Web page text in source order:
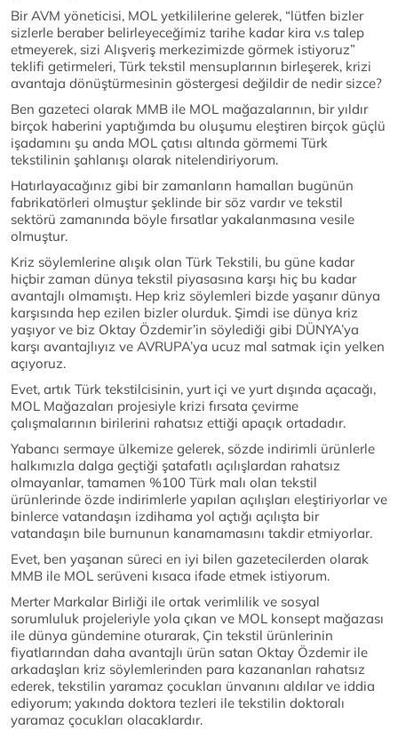
Bir AVM yöneticisi, MOL yetkililerine gelerek, “lütfen bizler
sizlerle beraber belirleyeceğimiz tarihe kadar kira v.s talep
etmeyerek, sizi Alışveriş merkezimizde görmek istiyoruz”
teklifi getirmeleri, Türk tekstil mensuplarının birleşerek, krizi
avantaja dönüştürmesinin göstergesi değildir de nedir sizce?
Ben gazeteci olarak MMB ile MOL mağazalarının, bir yıldır
birçok haberini yaptığımda bu oluşumu eleştiren birçok güçlü
işadamını şu anda MOL çatısı altında görmemi Türk
tekstilinin şahlanışı olarak nitelendiriyorum.
Hatırlayacağınız gibi bir zamanların hamalları bugünün
fabrikatörleri olmuştur şeklinde bir söz vardır ve tekstil
sektörü zamanında böyle fırsatlar yakalanmasına vesile
olmuştur.
Kriz söylemlerine alışık olan Türk Tekstili, bu güne kadar
hiçbir zaman dünya tekstil piyasasına karşı hiç bu kadar
avantajlı olmamıştı. Hep kriz söylemleri bizde yaşanır dünya
karşısında hep ezilen bizler olurduk. Şimdi ise dünya kriz
yaşıyor ve biz Oktay Özdemir’in söylediği gibi DÜNYA’ya
karşı avantajlıyız ve AVRUPA’ya ucuz mal satmak için yelken
açıyoruz.
Evet, artık Türk tekstilcisinin, yurt içi ve yurt dışında açacağı,
MOL Mağazaları projesiyle krizi fırsata çevirme
çalışmalarının birilerini rahatsız ettiği apaçık ortadadır.
Yabancı sermaye ülkemize gelerek, sözde indirimli ürünlerle
halkımızla dalga geçtiği şatafatlı açılışlardan rahatsız
olmayanlar, tamamen %100 Türk malı olan tekstil
ürünlerinde özde indirimlerle yapılan açılışları eleştiriyorlar ve
binlerce vatandaşın izdihama yol açtığı açılışta bir
vatandaşın bile burnunun kanamamasını takdir etmiyorlar.
Evet, ben yaşanan süreci en iyi bilen gazetecilerden olarak
MMB ile MOL serüveni kısaca ifade etmek istiyorum.
Merter Markalar Birliği ile ortak verimlilik ve sosyal
sorumluluk projeleriyle yola çıkan ve MOL konsept mağazası
ile dünya gündemine oturarak, Çin tekstil ürünlerinin
fiyatlarından daha avantajlı ürün satan Oktay Özdemir ile
arkadaşları kriz söylemlerinden para kazananları rahatsız
ederek, tekstilin yaramaz çocukları ünvanını aldılar ve iddia
ediyorum; yakında doktora tezleri ile tekstilin doktoralı
yaramaz çocukları olacaklardır.